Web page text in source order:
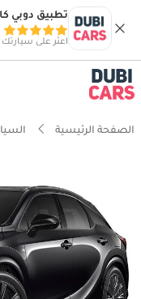
تطبيق دوبي
اعثر على سيارتك
الصفحة الرئيسية